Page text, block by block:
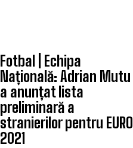
Fotbal | Echipa
Națională: Adrian Mutu
a anunțat lista
preliminară a
stranierilor pentru EURO
2021